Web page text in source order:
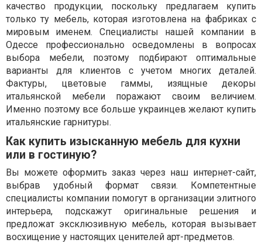
качество продукции, поскольку предлагаем купить
только ту мебель, которая изготовлена на фабриках с
мировым именем. Специалисты нашей компании в
Одессе профессионально осведомлены в вопросах
выбора мебели, поэтому подбирают оптимальные
варианты для клиентов с учетом многих деталей.
Фактуры, цветовые гаммы, изящные декоры
итальянской мебели поражают своим величием.
Именно поэтому все больше украинцев желают купить
итальянские гарнитуры.
Как купить изысканную мебель для кухни
или в гостиную?
Вы можете оформить заказ через наш интернет-сайт,
выбрав удобный формат связи. Компетентные
специалисты компании помогут в организации элитного
интерьера, подскажут оригинальные решения и
предложат эксклюзивную мебель, которая вызывает
восхищение у настоящих ценителей арт-предметов.